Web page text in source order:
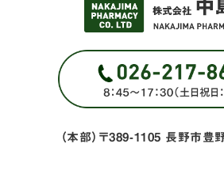
（本部）〒389-1105 長野市豊